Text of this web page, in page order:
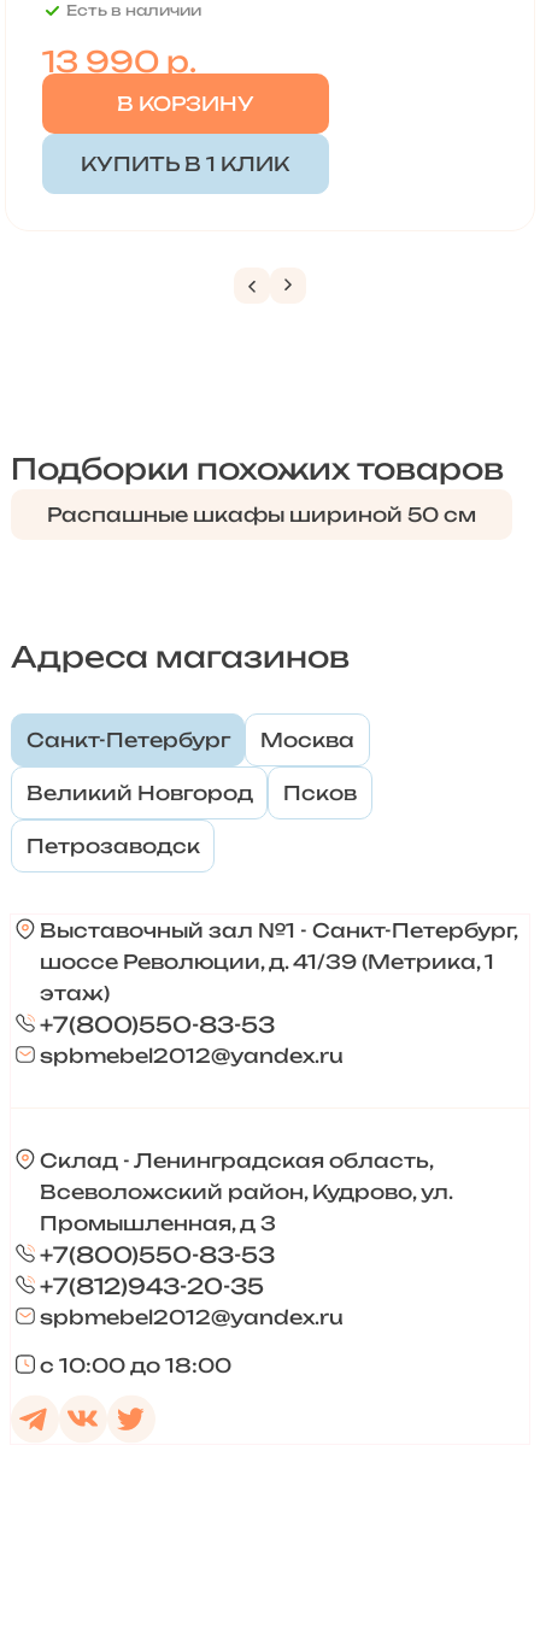
Есть в наличии
13 990р.
В КОРЗИНУ
КУПИТЬ В 1 КЛИК
Подборки похожих товаров
Распашные шкафы шириной 50 см
Адреса магазинов
Санкт-Петербург Москва
Великий Новгород Псков
Петрозаводск
Выставочный зал №1 - Санкт-Петербург,
шоссе Революции, д. 41/39 (Метрика, 1
этаж)
+7(800)550-83-53
spbmebel2012@yandex.ru
Склад - Ленинградская область,
Всеволожский район, Кудрово, ул.
Промышленная, д 3
+7(800)550-83-53
+7(812)943-20-35
spbmebel2012@yandex.ru
с 10:00 до 18:00